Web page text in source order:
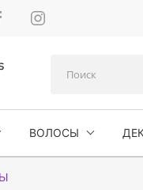
ВОЛОСЫ